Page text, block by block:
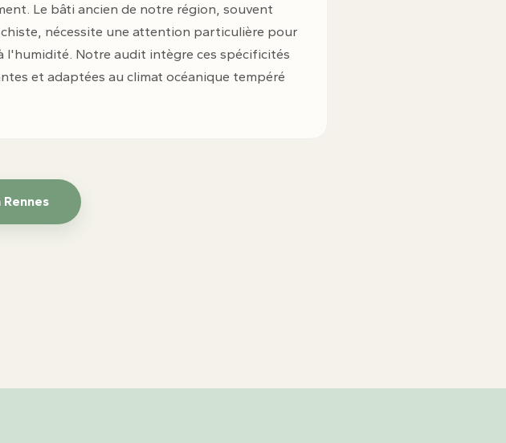
Le bâti ancien de notre région, souvent
nécessite une attention particulière pour
l'humidité. Notre audit intègre ces spécificités
et adaptées au climat océanique tempéré